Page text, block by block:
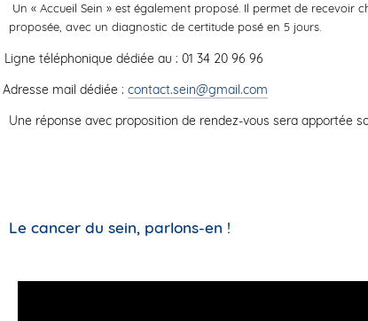
Un « Accueil Sein » est également proposé. Il permet de recevoir
proposée, avec un diagnostic de certitude posé en 5 jours.
Ligne téléphonique dédiée au : 01 34 20 96 96
Adresse mail dédiée : contact.sein@gmail.com
Une réponse avec proposition de rendez-vous sera apportée
Le cancer du sein, parlons-en !